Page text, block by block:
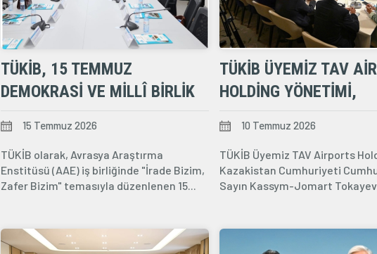
TÜKİB, 15 TEMMUZ
DEMOKRASI VE MILLÎ BIRLIK
SAĞLADI
15 Temmuz 2026
TÜKİB olarak, Avrasya Araştırma
Enstitüsü (AAE) iş birliğinde "İrade Bizim,
Zafer Bizim" temasıyla düzenlenen 15...
TÜKİB ÜYEMIZ TAV
HOLDING YÖNETIMI,
JOMART TOKAYEV ILE
BRÜKSEL'DE BIR ARAYA
10 Temmuz 2026
TÜKİB Üyemiz TAV Airports
Kazakistan Cumhuriyeti
Sayın Kassym-Jomart